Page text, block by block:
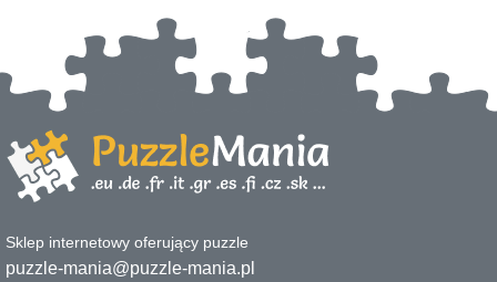
Sklep internetowy oferujący puzzle
puzzle-mania@puzzle-mania.pl